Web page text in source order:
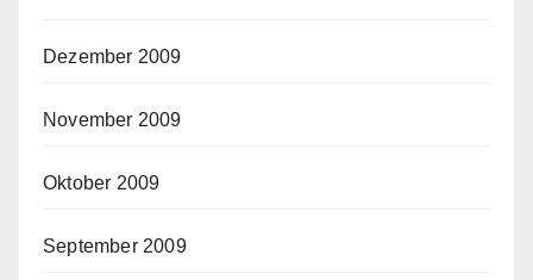
Dezember 2009
November 2009
Oktober 2009
September 2009